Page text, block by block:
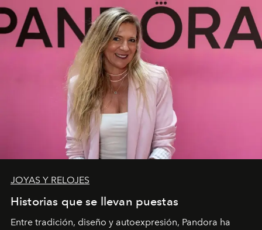
JOYAS Y RELOJES
Historias que se llevan puestas
Entre tradición, diseño y autoexpresión, Pandora ha